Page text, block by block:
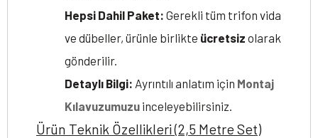
Hepsi Dahil Paket: Gerekli tüm trifon vida
ve dübeller, ürünle birlikte ücretsiz olarak
gönderilir.
Detaylı Bilgi: Ayrıntılı anlatım için Montaj
Kılavuzumuzu inceleyebilirsiniz.
Ürün Teknik Özellikleri (2,5 Metre Set)